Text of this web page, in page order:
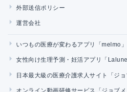
外部送信ポリシー
運営会社
いつもの医療が変わるアプリ「melmo」
女性向け生理予測・妊活アプリ「
日本最大級の医療介護求人サイト「ジョ
オンライン動画研修サービス「ジョブメ